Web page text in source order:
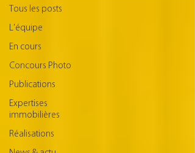
Tous les posts
L'équipe
En cours
Concours Photo
Publications
Expertises
immobilières
Réalisations